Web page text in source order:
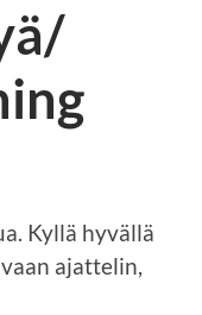
Kyllä hyvällä
ajattelin,